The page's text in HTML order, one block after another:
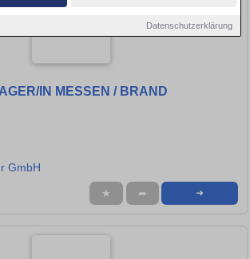
Datenschutzerklärung
IN MESSEN / BRAND
GmbH
★ ➦ ➜